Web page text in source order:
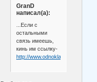
GranD
написал(а):
...Если с
остальными
связь имеешь,
кинь им ссылку-
http://www.odnoklassniki.ru/